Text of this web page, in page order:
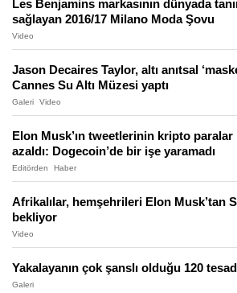
Les Benjamins markasının dünyada
sağlayan 2016/17 Milano Moda Şovu
Video
Jason Decaires Taylor, altı anıtsal
Cannes Su Altı Müzesi yaptı
Galeri Video
Elon Musk’ın tweetlerinin kripto
azaldı: Dogecoin’de bir işe yaramadı
Editörden Haber
Afrikalılar, hemşehrileri Elon Musk’tan
bekliyor
Video
Yakalayanın çok şanslı olduğu 120
Galeri